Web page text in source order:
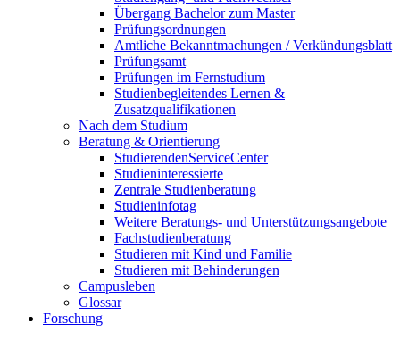
Übergang Bachelor zum Master
Prüfungsordnungen
Amtliche Bekanntmachungen / Verkündungsblatt
Prüfungsamt
Prüfungen im Fernstudium
Studienbegleitendes Lernen &
Zusatzqualifikationen
Nach dem Studium
Beratung & Orientierung
StudierendenServiceCenter
Studieninteressierte
Zentrale Studienberatung
Studieninfotag
Weitere Beratungs- und Unterstützungsangebote
Fachstudienberatung
Studieren mit Kind und Familie
Studieren mit Behinderungen
Campusleben
Glossar
Forschung